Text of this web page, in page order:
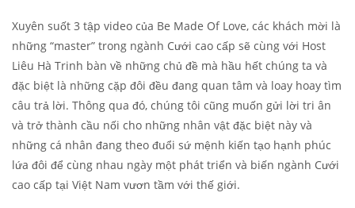
Xuyên suốt 3 tập video của Be Made Of Love, các khách mời là
những “master” trong ngành Cưới cao cấp sẽ cùng với Host
Liêu Hà Trinh bàn về những chủ đề mà hầu hết chúng ta và
đặc biệt là những cặp đôi đều đang quan tâm và loay hoay tìm
câu trả lời. Thông qua đó, chúng tôi cũng muốn gửi lời tri ân
và trở thành cầu nối cho những nhân vật đặc biệt này và
những cá nhân đang theo đuổi sứ mệnh kiến tạo hạnh phúc
lứa đôi để cùng nhau ngày một phát triển và biến ngành Cưới
cao cấp tại Việt Nam vươn tầm với thế giới.